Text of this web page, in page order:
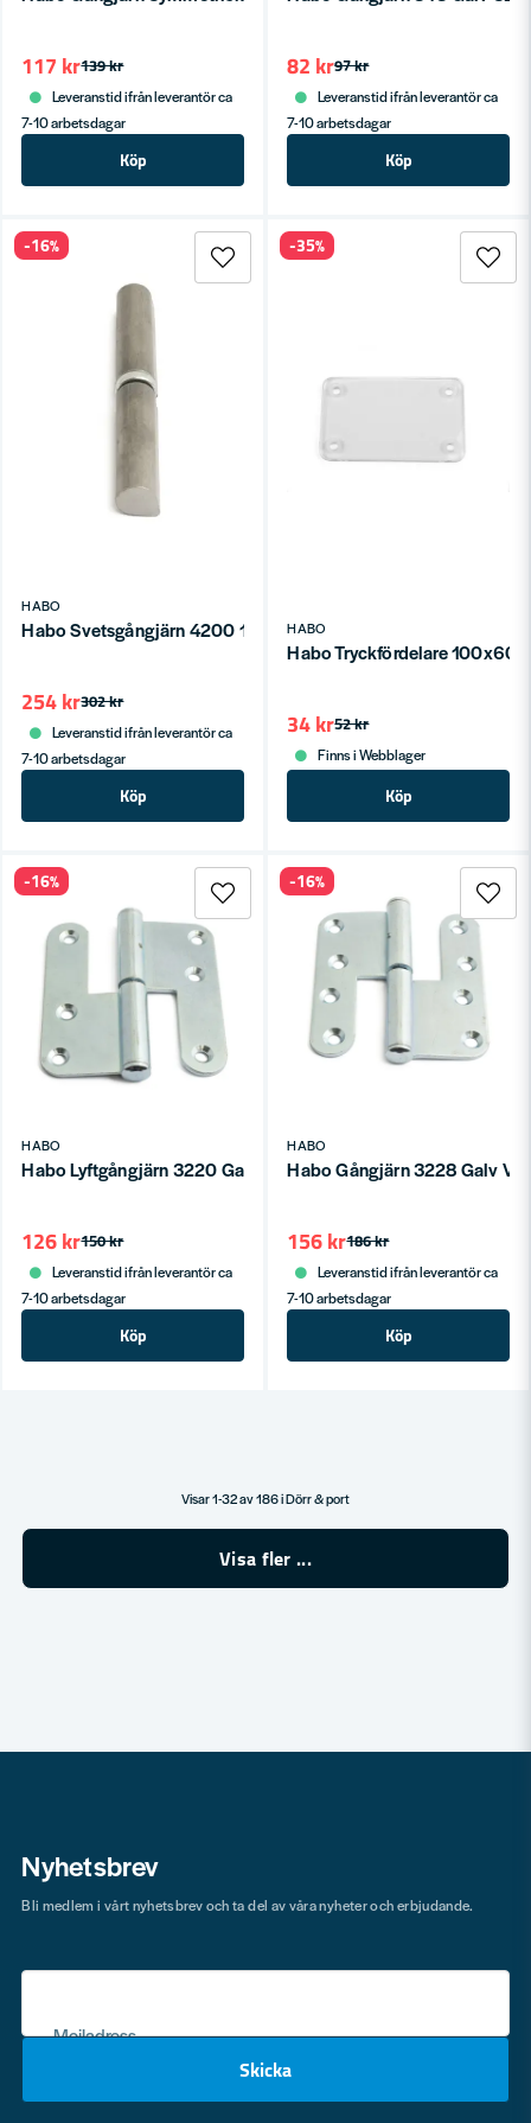
139 kr
117 kr
Leveranstid ifrån leverantör ca
7-10 arbetsdagar
Köp
97 kr
82 kr
Leveranstid ifrån leverantör ca
7-10 arbetsdagar
Köp
HABO
Habo Svetsgångjärn 4200 180mm Stål SB
302 kr
254 kr
Leveranstid ifrån leverantör ca
7-10 arbetsdagar
Köp
-16%
HABO
Habo Tryckfördelare
52 kr
34 kr
Finns i Webblager
Köp
-35%
HABO
Habo Lyftgångjärn 3220 Galv Höger 98mm SB
150 kr
126 kr
Leveranstid ifrån leverantör ca
7-10 arbetsdagar
Köp
-16%
HABO
Habo Gångjärn 3228 Galv
186 kr
156 kr
Leveranstid ifrån leverantör ca
7-10 arbetsdagar
Köp
-16%
Visar 1-32 av 186 i Dörr & port
Visa fler ...
Nyhetsbrev
Mejladress
Skicka
Bli medlem i vårt nyhetsbrev och ta del av våra nyheter och erbjudande.